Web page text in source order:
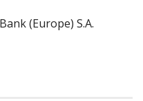
(Europe) S.A.